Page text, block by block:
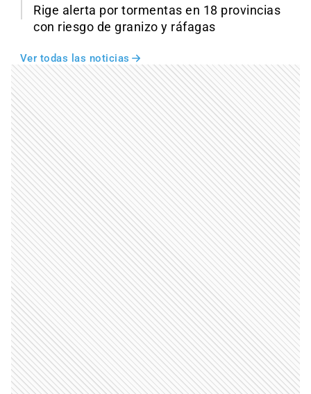
Rige alerta por tormentas en 18 provincias
con riesgo de granizo y ráfagas
Ver todas las noticias